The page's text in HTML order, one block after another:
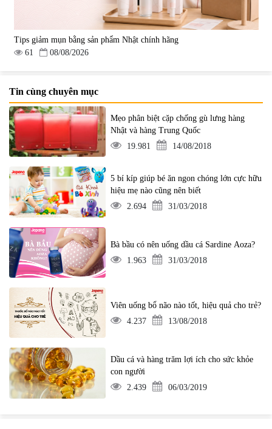
Tips giảm mụn bằng sản phẩm Nhật chính hãng
61
08/08/2026
Tin cùng chuyên mục
Mẹo phân biệt cặp chống gù lưng hàng
Nhật và hàng Trung Quốc
19.981
14/08/2018
5 bí kíp giúp bé ăn ngon chóng lớn cực hữu
hiệu mẹ nào cũng nên biết
2.694
31/03/2018
Bà bầu có nên uống dầu cá Sardine Aoza?
1.963
31/03/2018
Viên uống bổ não nào tốt, hiệu quả cho trẻ?
4.237
13/08/2018
Dầu cá và hàng trăm lợi ích cho sức khỏe
con người
2.439
06/03/2019